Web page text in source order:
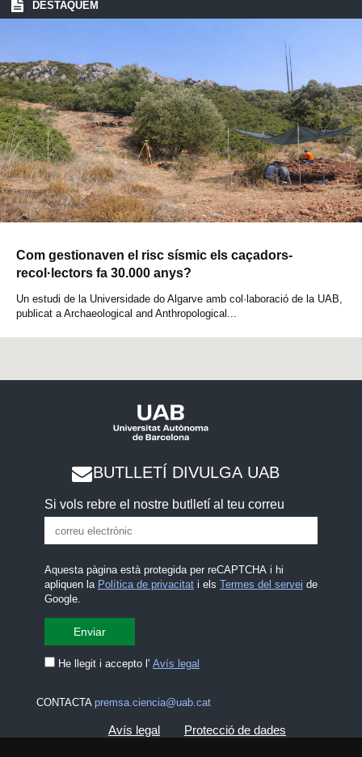
DESTAQUEM
Com gestionaven el risc sísmic els caçadors-
recol·lectors fa 30.000 anys?
Un estudi de la Universidade do Algarve amb col·laboració de la UAB,
publicat a Archaeological and Anthropological...
BUTLLETÍ DIVULGA UAB
Si vols rebre el nostre butlletí al teu correu
Aquesta pàgina està protegida per reCAPTCHA i hi
apliquen la Política de privacitati els Termes del servei de
Google.
He llegit i accepto l' Avís legal
CONTACTA premsa.ciencia@uab.cat
Avís legal Protecció de dades